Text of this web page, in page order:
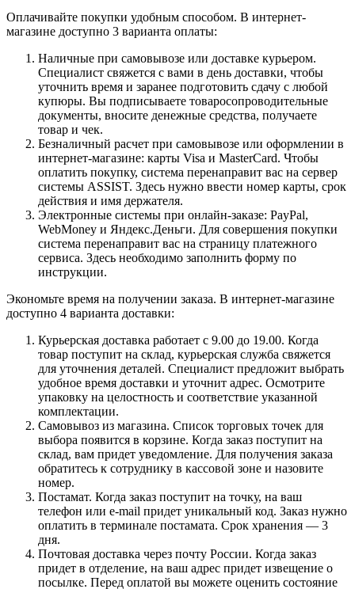
Оплачивайте покупки удобным способом. В интернет-
магазине доступно 3 варианта оплаты:
Наличные при самовывозе или доставке курьером.
Специалист свяжется с вами в день доставки, чтобы
уточнить время и заранее подготовить сдачу с любой
купюры. Вы подписываете товаросопроводительные
документы, вносите денежные средства, получаете
товар и чек.
Безналичный расчет при самовывозе или оформлении в
интернет-магазине: карты Visa и MasterCard. Чтобы
оплатить покупку, система перенаправит вас на сервер
системы ASSIST. Здесь нужно ввести номер карты, срок
действия и имя держателя.
Электронные системы при онлайн-заказе: PayPal,
WebMoney и Яндекс.Деньги. Для совершения покупки
система перенаправит вас на страницу платежного
сервиса. Здесь необходимо заполнить форму по
инструкции.
Экономьте время на получении заказа. В интернет-магазине
доступно 4 варианта доставки:
Курьерская доставка работает с 9.00 до 19.00. Когда
товар поступит на склад, курьерская служба свяжется
для уточнения деталей. Специалист предложит выбрать
удобное время доставки и уточнит адрес. Осмотрите
упаковку на целостность и соответствие указанной
комплектации.
Самовывоз из магазина. Список торговых точек для
выбора появится в корзине. Когда заказ поступит на
склад, вам придет уведомление. Для получения заказа
обратитесь к сотруднику в кассовой зоне и назовите
номер.
Постамат. Когда заказ поступит на точку, на ваш
телефон или e-mail придет уникальный код. Заказ нужно
оплатить в терминале постамата. Срок хранения — 3
дня.
Почтовая доставка через почту России. Когда заказ
придет в отделение, на ваш адрес придет извещение о
посылке. Перед оплатой вы можете оценить состояние